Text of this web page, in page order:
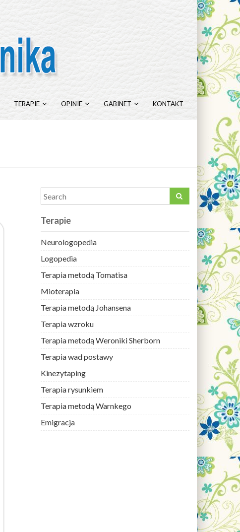
TERAPIE OPINIE GABINET KONTAKT
Terapie
Neurologopedia
Logopedia
Terapia metodą Tomatisa
Mioterapia
Terapia metodą Johansena
Terapia wzroku
Terapia metodą Weroniki Sherborn
Terapia wad postawy
Kinezytaping
Terapia rysunkiem
Terapia metodą Warnkego
Emigracja